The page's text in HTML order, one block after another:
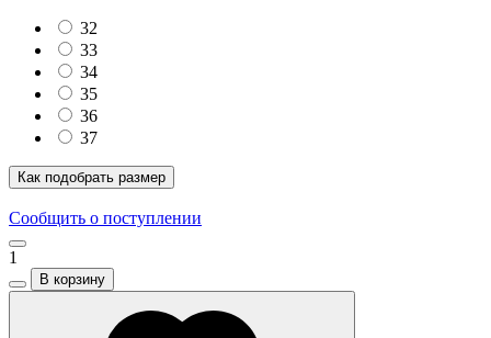
32
33
34
35
36
37
Как подобрать размер
Сообщить о поступлении
1
В корзину